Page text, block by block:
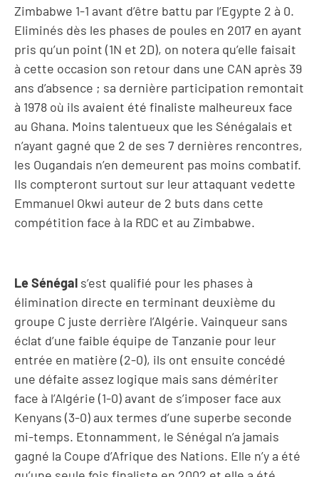
Zimbabwe 1-1 avant d’être battu par l’Egypte 2 à 0.
Eliminés dès les phases de poules en 2017 en ayant
pris qu’un point (1N et 2D), on notera qu’elle faisait
à cette occasion son retour dans une CAN après 39
ans d’absence ; sa dernière participation remontait
à 1978 où ils avaient été finaliste malheureux face
au Ghana. Moins talentueux que les Sénégalais et
n’ayant gagné que 2 de ses 7 dernières rencontres,
les Ougandais n’en demeurent pas moins combatif.
Ils compteront surtout sur leur attaquant vedette
Emmanuel Okwi auteur de 2 buts dans cette
compétition face à la RDC et au Zimbabwe.
Le Sénégal s’est qualifié pour les phases à
élimination directe en terminant deuxième du
groupe C juste derrière l’Algérie. Vainqueur sans
éclat d’une faible équipe de Tanzanie pour leur
entrée en matière (2-0), ils ont ensuite concédé
une défaite assez logique mais sans démériter
face à l’Algérie (1-0) avant de s’imposer face aux
Kenyans (3-0) aux termes d’une superbe seconde
mi-temps. Etonnamment, le Sénégal n’a jamais
gagné la Coupe d’Afrique des Nations. Elle n’y a été